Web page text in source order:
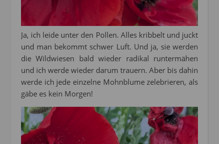
Ja, ich leide unter den Pollen. Alles kribbelt und juckt
und man bekommt schwer Luft. Und ja, sie werden
die Wildwiesen bald wieder radikal runtermähen
und ich werde wieder darum trauern. Aber bis dahin
werde ich jede einzelne Mohnblume zelebrieren, als
gäbe es kein Morgen!